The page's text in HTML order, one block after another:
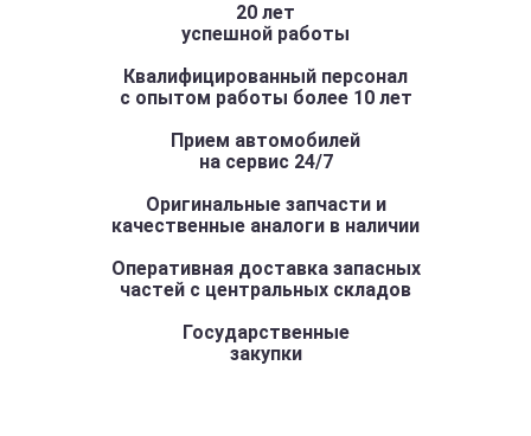
20 лет
успешной работы
Квалифицированный персонал
с опытом работы более 10 лет
Прием автомобилей
на сервис 24/7
Оригинальные запчасти и
качественные аналоги в наличии
Оперативная доставка запасных
частей с центральных складов
Государственные
закупки